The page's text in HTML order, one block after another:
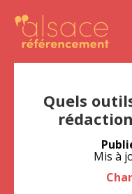
Alsace Référencement
Quels
Mis à
Auteur